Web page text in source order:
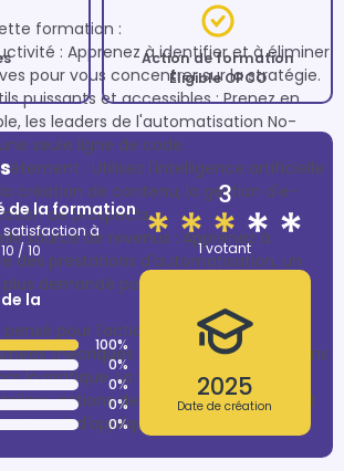
formation :
: Apprenez à identifier et à éliminer
pour vous concentrer sur la stratégie.
puissants et accessibles : Prenez en
les leaders de l'automatisation No-
seule ligne de code.
: Utilisez l'intelligence artificielle
création de contenu, la gestion d'e-
de prospects.
source de revenus : Apprenez à
des prestations d'automatisation, un
demandé par les entreprises.
pour l'action
théoriques indigestes. Nous croyons
la pratique. La formation se déroule
actions de 3 heures, vous laissant
et d'appliquer les concepts entre
Action de formation
Éligible OPCO
de la formation
satisfaction à
/ 10
la
100%
0%
0%
0%
0%
3
1 votant
2025
Date de création